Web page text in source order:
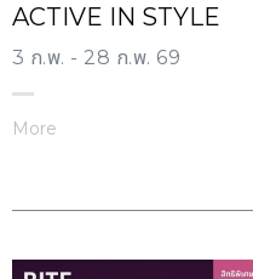
ACTIVE IN STYLE
3 ก.พ. - 28 ก.พ. 69
More